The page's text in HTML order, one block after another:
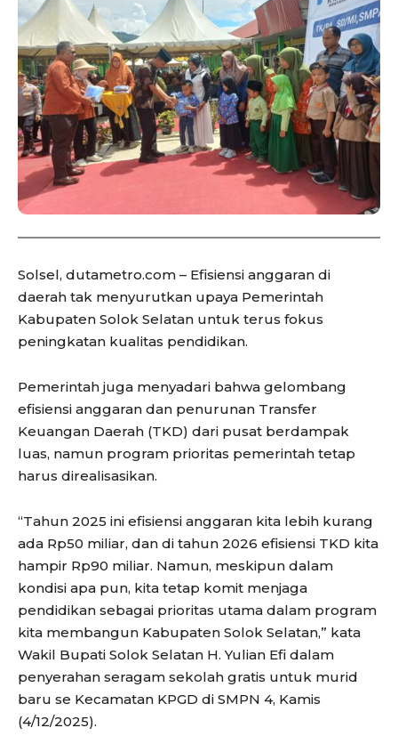
Solsel, dutametro.com – Efisiensi anggaran di
daerah tak menyurutkan upaya Pemerintah
Kabupaten Solok Selatan untuk terus fokus
peningkatan kualitas pendidikan.
Pemerintah juga menyadari bahwa gelombang
efisiensi anggaran dan penurunan Transfer
Keuangan Daerah (TKD) dari pusat berdampak
luas, namun program prioritas pemerintah tetap
harus direalisasikan.
“Tahun 2025 ini efisiensi anggaran kita lebih kurang
ada Rp50 miliar, dan di tahun 2026 efisiensi TKD kita
hampir Rp90 miliar. Namun, meskipun dalam
kondisi apa pun, kita tetap komit menjaga
pendidikan sebagai prioritas utama dalam program
kita membangun Kabupaten Solok Selatan,” kata
Wakil Bupati Solok Selatan H. Yulian Efi dalam
penyerahan seragam sekolah gratis untuk murid
baru se Kecamatan KPGD di SMPN 4, Kamis
(4/12/2025).